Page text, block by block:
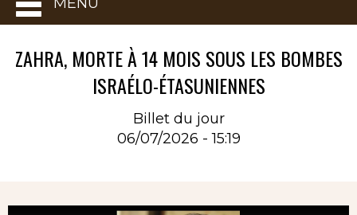
ZAHRA, MORTE À 14 MOIS SOUS LES BOMBES
ISRAÉLO-ÉTASUNIENNES
Billet du jour
06/07/2026 - 15:19